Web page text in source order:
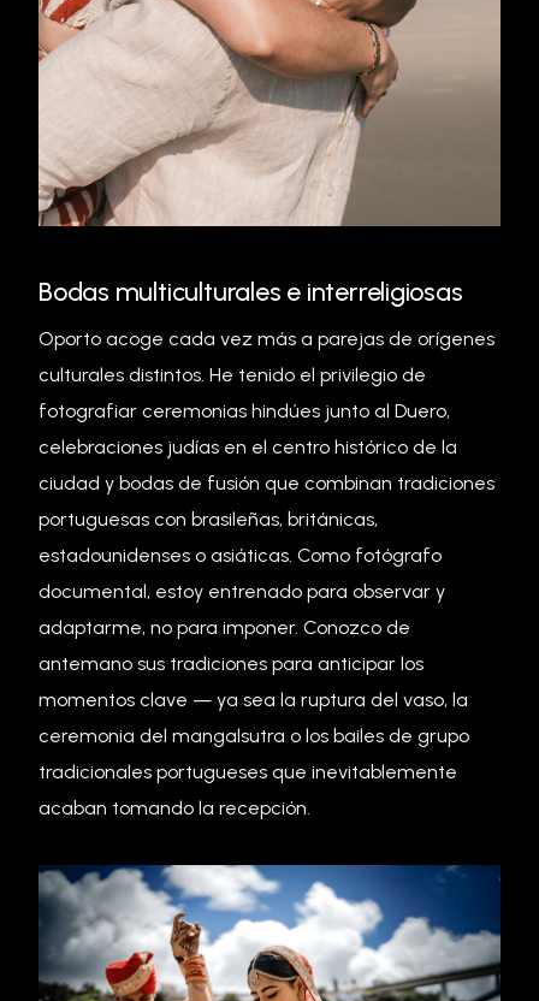
Bodas multiculturales e interreligiosas
Oporto acoge cada vez más a parejas de orígenes
culturales distintos. He tenido el privilegio de
fotografiar ceremonias hindúes junto al Duero,
celebraciones judías en el centro histórico de la
ciudad y bodas de fusión que combinan tradiciones
portuguesas con brasileñas, británicas,
estadounidenses o asiáticas. Como fotógrafo
documental, estoy entrenado para observar y
adaptarme, no para imponer. Conozco de
antemano sus tradiciones para anticipar los
momentos clave — ya sea la ruptura del vaso, la
ceremonia del mangalsutra o los bailes de grupo
tradicionales portugueses que inevitablemente
acaban tomando la recepción.